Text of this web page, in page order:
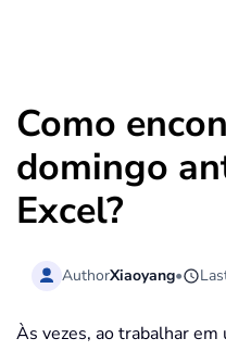
Como
domingo
Excel?
AuthorXiaoyang•
Às vezes, ao trabalhar em